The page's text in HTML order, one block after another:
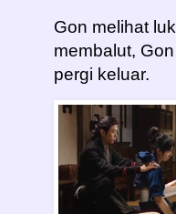
Gon melihat
membalut,
pergi keluar.